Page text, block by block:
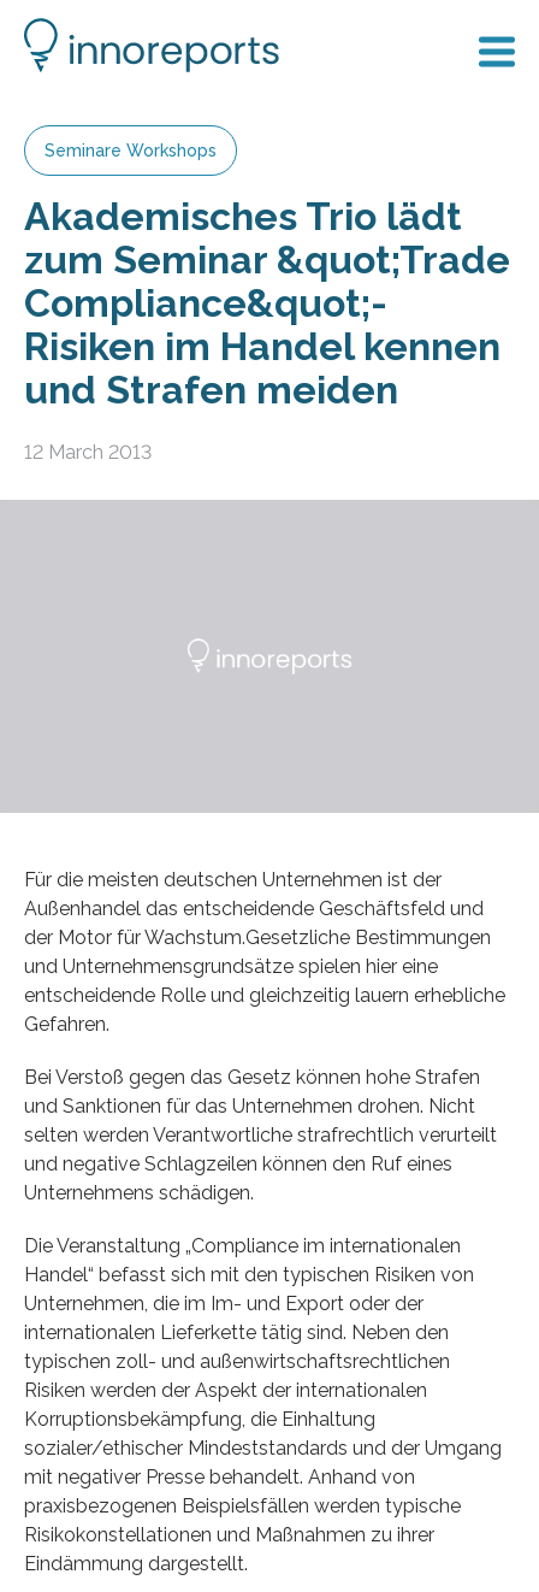
Seminare Workshops
Akademisches Trio lädt
zum Seminar &quot;Trade
Compliance&quot;-
Risiken im Handel kennen
und Strafen meiden
12 March 2013
Für die meisten deutschen Unternehmen ist der
Außenhandel das entscheidende Geschäftsfeld und
der Motor für Wachstum.Gesetzliche Bestimmungen
und Unternehmensgrundsätze spielen hier eine
entscheidende Rolle und gleichzeitig lauern erhebliche
Gefahren.
Bei Verstoß gegen das Gesetz können hohe Strafen
und Sanktionen für das Unternehmen drohen. Nicht
selten werden Verantwortliche strafrechtlich verurteilt
und negative Schlagzeilen können den Ruf eines
Unternehmens schädigen.
Die Veranstaltung „Compliance im internationalen
Handel“ befasst sich mit den typischen Risiken von
Unternehmen, die im Im- und Export oder der
internationalen Lieferkette tätig sind. Neben den
typischen zoll- und außenwirtschaftsrechtlichen
Risiken werden der Aspekt der internationalen
Korruptionsbekämpfung, die Einhaltung
sozialer/ethischer Mindeststandards und der Umgang
mit negativer Presse behandelt. Anhand von
praxisbezogenen Beispielsfällen werden typische
Risikokonstellationen und Maßnahmen zu ihrer
Eindämmung dargestellt.